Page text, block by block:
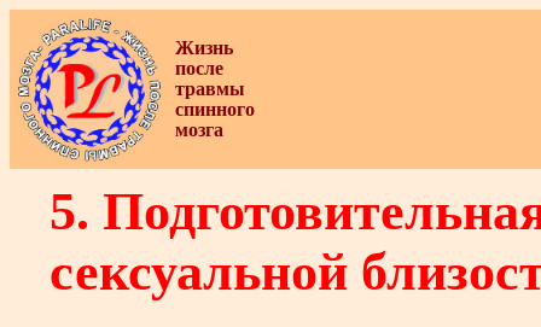
Жизнь
после
травмы
спинного
мозга
5.
сексуальной